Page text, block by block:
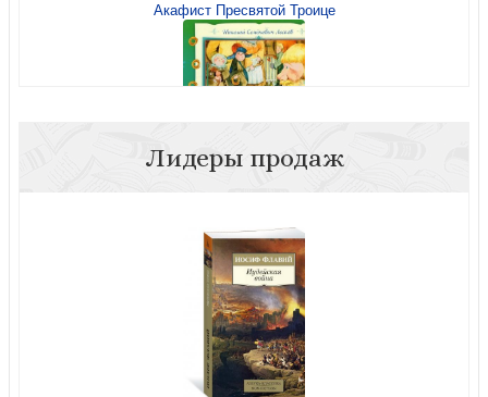
Акафист Пресвятой Троице
Лидеры продаж